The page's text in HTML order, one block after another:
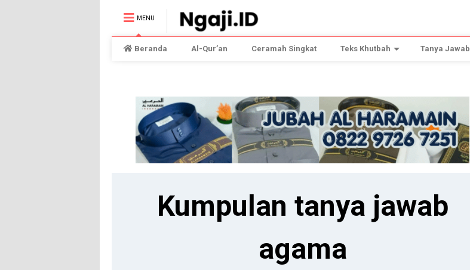
MENU
Beranda Al-Qur’an Ceramah Singkat Teks Khutbah Tanya Jawab
Kumpulan tanya jawab
agama